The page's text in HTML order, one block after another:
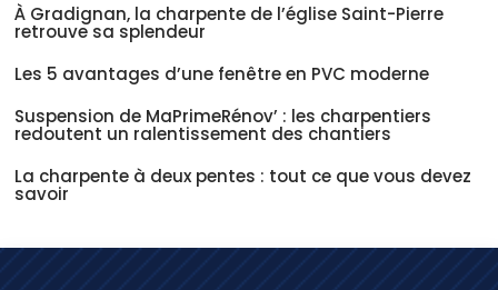
À Gradignan, la charpente de l’église Saint-Pierre
retrouve sa splendeur
Les 5 avantages d’une fenêtre en PVC moderne
Suspension de MaPrimeRénov’ : les charpentiers
redoutent un ralentissement des chantiers
La charpente à deux pentes : tout ce que vous devez
savoir